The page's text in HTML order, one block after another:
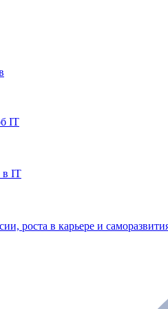
IT
в IT
роста в карьере и